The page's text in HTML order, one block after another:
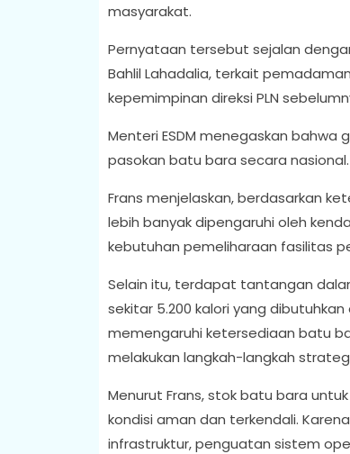
masyarakat.
Pernyataan tersebut sejalan
Bahlil Lahadalia, terkait
kepemimpinan direksi PLN
Menteri ESDM menegaskan
pasokan batu bara secara nasional.
Frans menjelaskan, berdasarkan
lebih banyak dipengaruhi oleh
kebutuhan pemeliharaan fasilitas
Selain itu, terdapat tantangan
sekitar 5.200 kalori yang
memengaruhi ketersediaan batu
melakukan langkah-langkah
Menurut Frans, stok batu bara
kondisi aman dan terkendali.
infrastruktur, penguatan sistem